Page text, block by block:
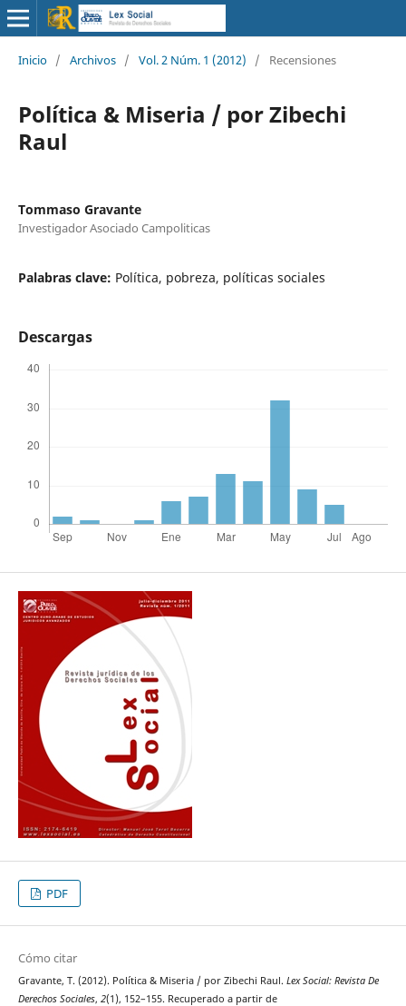
Inicio / Archivos / Vol. 2 Núm. 1 (2012) / Recensiones
Política & Miseria / por Zibechi
Raul
Tommaso Gravante
Investigador Asociado Campoliticas
Palabras clave: Política, pobreza, políticas sociales
Descargas
PDF
Cómo citar
Gravante, T. (2012). Política & Miseria / por Zibechi Raul. Lex Social: Revista De
Derechos Sociales, 2(1), 152–155. Recuperado a partir de